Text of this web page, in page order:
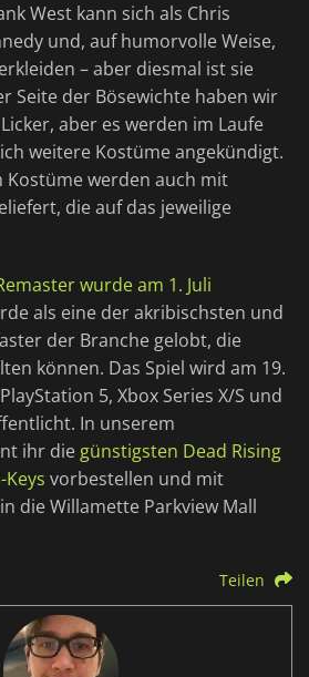
West kann sich als Chris
und, auf humorvolle Weise,
– aber diesmal ist sie
Seite der Bösewichte haben wir
aber es werden im Laufe
weitere Kostüme angekündigt.
Kostüme werden auch mit
die auf das jeweilige
wurde am 1. Juli
als eine der akribischsten und
der Branche gelobt, die
können. Das Spiel wird am 19.
5, Xbox Series X/S und
In unserem
ihr die günstigsten Dead Rising
vorbestellen und mit
die Willamette Parkview Mall
Teilen